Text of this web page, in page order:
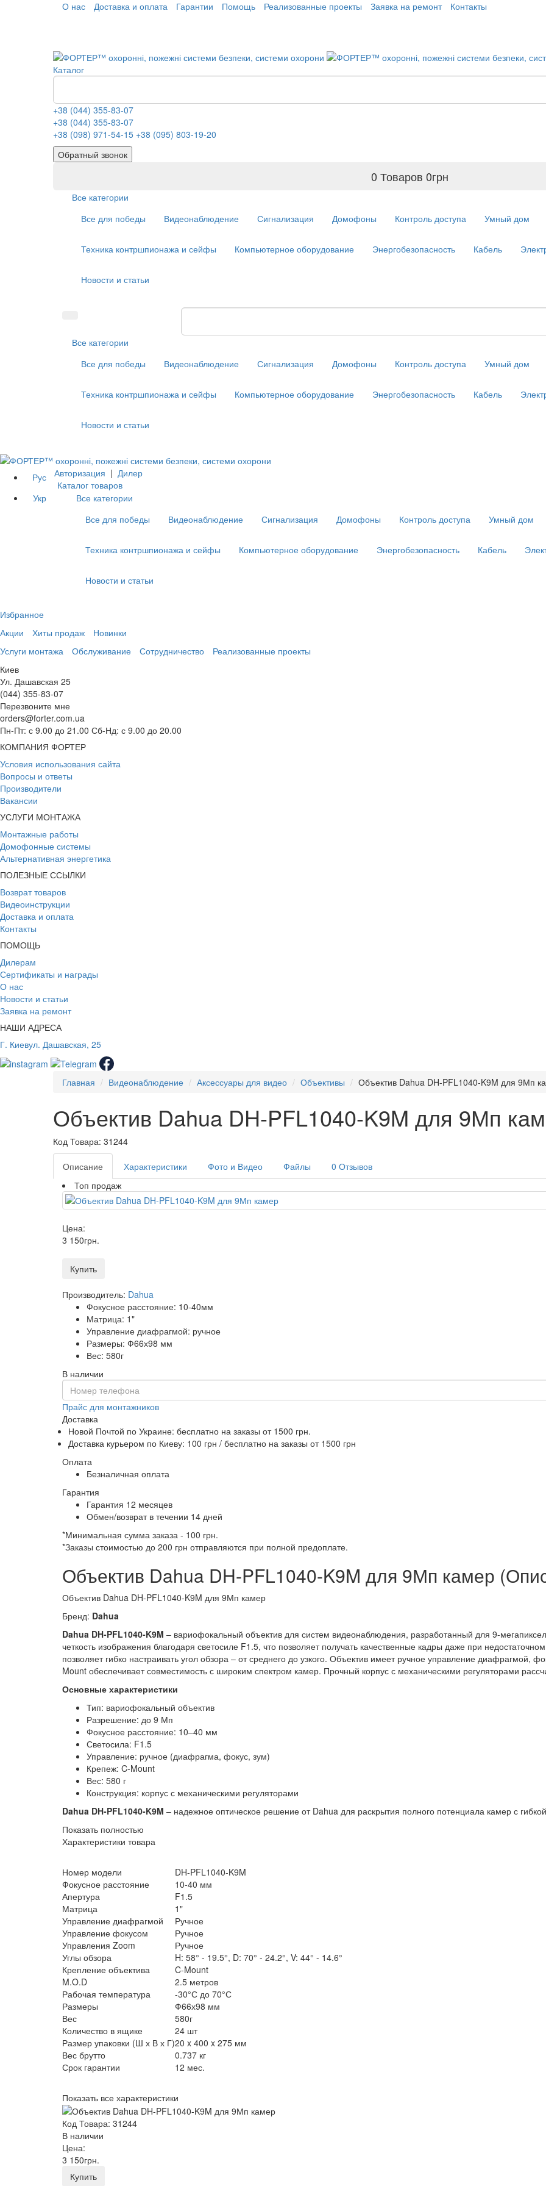
О нас Доставка и оплата Гарантии Помощь Реализованные проекты Заявка на ремонт Контакты
Каталог
+38 (044) 355-83-07
+38 (044) 355-83-07
+38 (098) 971-54-15 +38 (095) 803-19-20
Обратный звонок
0 Товаров 0грн
Все категории
Все для победы
Видеонаблюдение Сигнализация Домофоны Контроль доступа Умный дом
Техника контршпионажа и сейфы Компьютерное оборудование Энергобезопасность Кабель
Новости и статьи
Все категории
Все для победы
Видеонаблюдение Сигнализация Домофоны Контроль доступа Умный дом
Техника контршпионажа и сейфы Компьютерное оборудование Энергобезопасность Кабель
Новости и статьи
Рус
Укр
Авторизация | Дилер
Каталог товаров
Все категории
Все для победы
Видеонаблюдение Сигнализация Домофоны Контроль доступа Умный дом
Техника контршпионажа и сейфы Компьютерное оборудование Энергобезопасность Кабель
Новости и статьи
Избранное
Акции
Хиты продаж
Новинки
Услуги монтажа
Обслуживание Сотрудничество
Реализованные проекты
Киев
Ул. Дашавская 25
(044) 355-83-07
Перезвоните мне
orders@forter.com.ua
Пн-Пт: с 9.00 до 21.00 Сб-Нд: с 9.00 до 20.00
КОМПАНИЯ ФОРТЕР
Условия использования сайта
Вопросы и ответы
Производители
Вакансии
УСЛУГИ МОНТАЖА
Монтажные работы
Домофонные системы
Альтернативная энергетика
ПОЛЕЗНЫЕ ССЫЛКИ
Возврат товаров
Видеоинструкции
Доставка и оплата
Контакты
ПОМОЩЬ
Дилерам
Сертификаты и награды
О нас
Новости и статьи
Заявка на ремонт
НАШИ АДРЕСА
Г. Киевул. Дашавская, 25
Главная Видеонаблюдение Аксессуары для видео Объективы Объектив Dahua DH-PFL1040-K9M для 9Мп
Объектив Dahua DH-PFL1040-K9M для 9Мп
Код Товара: 31244
Описание Характеристики Фото и Видео Файлы
0 Отзывов
Топ продаж
Цена:
3 150грн.
Купить
Производитель: Dahua
Фокусное расстояние: 10-40мм
Матрица: 1"
Управление диафрагмой: ручное
Размеры: Ф66х98 мм
Вес: 580г
В наличии
Прайс для монтажников
Доставка
Новой Почтой по Украине: бесплатно на заказы от 1500 грн.
Доставка курьером по Киеву: 100 грн / бесплатно на заказы от 1500 грн
Оплата
Безналичная оплата
Гарантия
Гарантия 12 месяцев
Обмен/возврат в течении 14 дней
*Минимальная сумма заказа - 100 грн.
*Заказы стоимостью до 200 грн отправляются при полной предоплате.
Объектив Dahua DH-PFL1040-K9M для 9Мп камер
Объектив Dahua DH-PFL1040-K9M для 9Мп камер
Бренд: Dahua
Dahua DH-PFL1040-K9M – вариофокальный объектив для систем видеонаблюдения, разработанный для 9-
четкость изображения благодаря светосиле F1.5, что позволяет получать качественные кадры даже при
позволяет гибко настраивать угол обзора – от среднего до узкого. Объектив имеет ручное управление диафрагмой,
Mount обеспечивает совместимость с широким спектром камер. Прочный корпус с механическими регуляторами
Основные характеристики
Тип: вариофокальный объектив
Разрешение: до 9 Мп
Фокусное расстояние: 10–40 мм
Светосила: F1.5
Управление: ручное (диафрагма, фокус, зум)
Крепеж: C-Mount
Вес: 580 г
Конструкция: корпус с механическими регуляторами
Dahua DH-PFL1040-K9M – надежное оптическое решение от Dahua для раскрытия полного потенциала камер с
Показать полностью
Характеристики товара
Номер модели
DH-PFL1040-K9M
Фокусное расстояние
10-40 мм
Апертура
F1.5
Матрица
1"
Управление диафрагмой
Ручное
Управление фокусом
Ручное
Управления Zoom
Ручное
Углы обзора
H: 58° - 19.5°, D: 70° - 24.2°, V: 44° - 14.6°
Крепление объектива
C-Mount
M.O.D
2.5 метров
Рабочая температура
-30°С до 70°С
Размеры
Ф66х98 мм
Вес
580г
Количество в ящике
24 шт
Размер упаковки (Ш х В х Г)20 x 400 x 275 мм
Вес брутто
0.737 кг
Срок гарантии
12 мес.
Показать все характеристики
Код Товара: 31244
В наличии
Цена:
3 150грн.
Купить